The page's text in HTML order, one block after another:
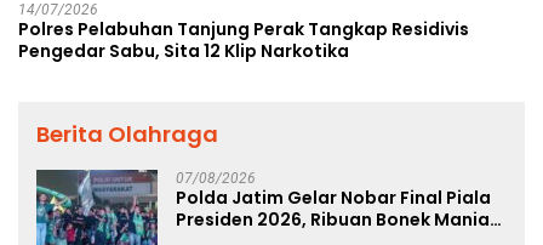
14/07/2026
Polres Pelabuhan Tanjung Perak Tangkap Residivis
Pengedar Sabu, Sita 12 Klip Narkotika
Berita Olahraga
07/08/2026
Polda Jatim Gelar Nobar Final Piala
Presiden 2026, Ribuan Bonek Mania